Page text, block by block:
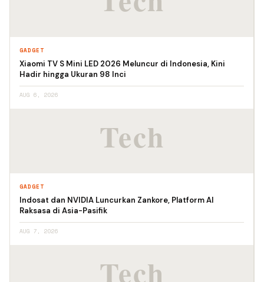
GADGET
Xiaomi TV S Mini LED 2026 Meluncur di Indonesia, Kini
Hadir hingga Ukuran 98 Inci
AUG 6, 2026
GADGET
Indosat dan NVIDIA Luncurkan Zankore, Platform AI
Raksasa di Asia-Pasifik
AUG 7, 2026